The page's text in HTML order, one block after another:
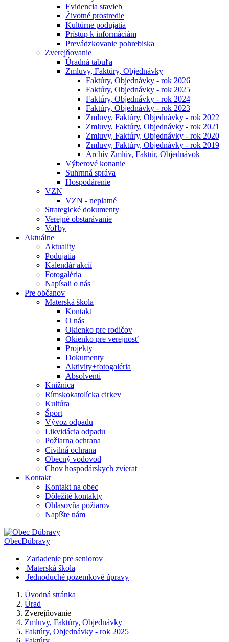
Evidencia stavieb
Životné prostredie
Kultúrne podujatia
Prístup k informáciám
Prevádzkovanie pohrebiska
Zverejňovanie
Úradná tabuľa
Zmluvy, Faktúry, Objednávky
Faktúry, Objednávky - rok 2026
Faktúry, Objednávky - rok 2025
Faktúry, Objednávky - rok 2024
Faktúry, Objednávky - rok 2023
Zmluvy, Faktúry, Objednávky - rok 2022
Zmluvy, Faktúry, Objednávky - rok 2021
Zmluvy, Faktúry, Objednávky - rok 2020
Zmluvy, Faktúry, Objednávky - rok 2019
Archív Zmlúv, Faktúr, Objednávok
Výberové konanie
Suhrnná správa
Hospodárenie
VZN
VZN - neplatné
Strategické dokumenty
Verejné obstarávanie
Voľby
Aktuálne
Aktuality
Podujatia
Kalendár akcií
Fotogaléria
Napísali o nás
Pre občanov
Materská škola
Kontakt
O nás
Okienko pre rodičov
Okienko pre verejnosť
Projekty
Dokumenty
Aktivity+fotogaléria
Absolventi
Knižnica
Rímskokatolícka cirkev
Kultúra
Šport
Vývoz odpadu
Likvidácia odpadu
Požiarna ochrana
Civilná ochrana
Obecný vodovod
Chov hospodárskych zvierat
Kontakt
Kontakt na obec
Dôležité kontakty
Ohlasovňa požiarov
Napíšte nám
ObecDúbravy
Zariadenie pre seniorov
Materská škola
Jednoduché pozemkové úpravy
Úvodná stránka
Úrad
Zverejňovanie
Zmluvy, Faktúry, Objednávky
Faktúry, Objednávky - rok 2025